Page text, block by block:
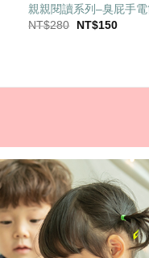
親親閱讀系列–臭屁手
NT$280
原
NT$150目